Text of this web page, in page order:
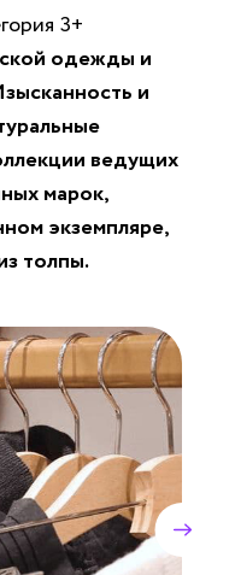
3+
одежды и
и
ведущих
марок,
экземпляре,
толпы.